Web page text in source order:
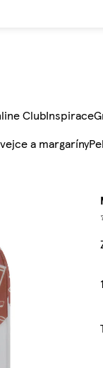
ClubInspirace
a margaríny